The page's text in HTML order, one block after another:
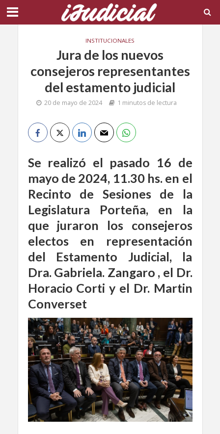
INSTITUCIONALES
Jura de los nuevos
consejeros representantes
del estamento judicial
20 de mayo de 2024 1 minutos de lectura
Se realizó el pasado 16 de
mayo de 2024, 11.30 hs. en el
Recinto de Sesiones de la
Legislatura Porteña, en la
que juraron los consejeros
electos en representación
del Estamento Judicial, la
Dra. Gabriela. Zangaro , el Dr.
Horacio Corti y el Dr. Martin
Converset